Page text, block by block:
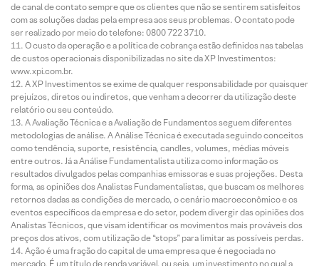
de canal de contato sempre que os clientes que não se sentirem satisfeitos
com as soluções dadas pela empresa aos seus problemas. O contato pode
ser realizado por meio do telefone: 0800 722 3710.
O custo da operação e a política de cobrança estão definidos nas tabelas
de custos operacionais disponibilizadas no site da XP Investimentos:
www.xpi.com.br.
A XP Investimentos se exime de qualquer responsabilidade por quaisquer
prejuízos, diretos ou indiretos, que venham a decorrer da utilização deste
relatório ou seu conteúdo.
A Avaliação Técnica e a Avaliação de Fundamentos seguem diferentes
metodologias de análise. A Análise Técnica é executada seguindo conceitos
como tendência, suporte, resistência, candles, volumes, médias móveis
entre outros. Já a Análise Fundamentalista utiliza como informação os
resultados divulgados pelas companhias emissoras e suas projeções. Desta
forma, as opiniões dos Analistas Fundamentalistas, que buscam os melhores
retornos dadas as condições de mercado, o cenário macroeconômico e os
eventos específicos da empresa e do setor, podem divergir das opiniões dos
Analistas Técnicos, que visam identificar os movimentos mais prováveis dos
preços dos ativos, com utilização de “stops” para limitar as possíveis perdas.
Ação é uma fração do capital de uma empresa que é negociada no
mercado. É um título de renda variável, ou seja, um investimento no qual a